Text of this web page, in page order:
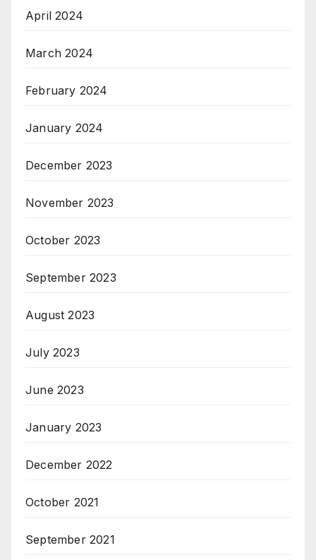
April 2024
March 2024
February 2024
January 2024
December 2023
November 2023
October 2023
September 2023
August 2023
July 2023
June 2023
January 2023
December 2022
October 2021
September 2021